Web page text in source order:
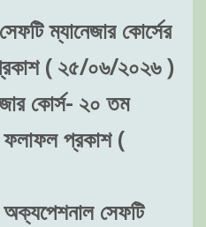
ম্যানেজার কোর্সের
প্রকাশ ( ২৫/০৬/২০২৬ )
কোর্স- ২০ তম
ফলাফল প্রকাশ (
অক্যপেশনাল সেফটি